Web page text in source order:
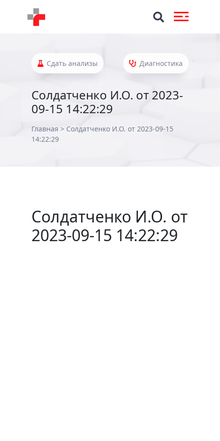
Сдать анализы Диагностика
Солдатченко И.О. от 2023-
09-15 14:22:29
Главная > Солдатченко И.О. от 2023-09-15
14:22:29
Солдатченко И.О. от
2023-09-15 14:22:29